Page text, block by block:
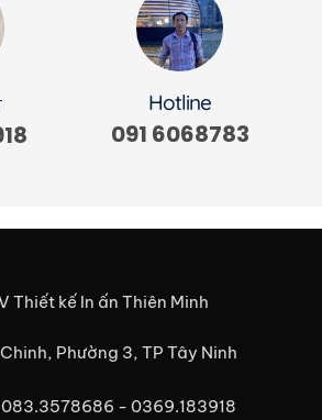
Hotline
091 6068783
Thiết kế In ấn Thiên Minh
Phường 3, TP Tây Ninh
- 0369.183918